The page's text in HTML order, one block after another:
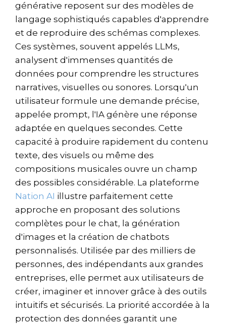
générative reposent sur des modèles de
langage sophistiqués capables d'apprendre
et de reproduire des schémas complexes.
Ces systèmes, souvent appelés LLMs,
analysent d'immenses quantités de
données pour comprendre les structures
narratives, visuelles ou sonores. Lorsqu'un
utilisateur formule une demande précise,
appelée prompt, l'IA génère une réponse
adaptée en quelques secondes. Cette
capacité à produire rapidement du contenu
texte, des visuels ou même des
compositions musicales ouvre un champ
des possibles considérable. La plateforme
Nation AI illustre parfaitement cette
approche en proposant des solutions
complètes pour le chat, la génération
d'images et la création de chatbots
personnalisés. Utilisée par des milliers de
personnes, des indépendants aux grandes
entreprises, elle permet aux utilisateurs de
créer, imaginer et innover grâce à des outils
intuitifs et sécurisés. La priorité accordée à la
protection des données garantit une